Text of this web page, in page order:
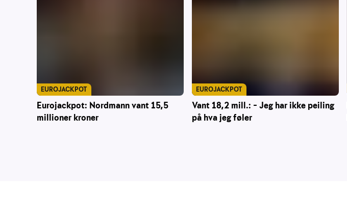
Eurojackpot: Nordmann vant 15,5
millioner kroner
EUROJACKPOT
Vant 18,2 mill.: – Jeg har ikke peiling
på hva jeg føler
EUROJACKPOT